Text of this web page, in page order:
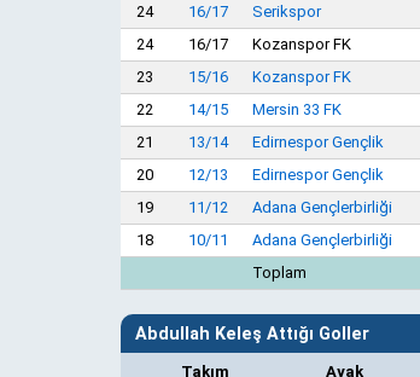
24
16/17 Serikspor
24
16/17
Kozanspor FK
23
15/16 Kozanspor FK
22
14/15 Mersin 33 FK
21
13/14 Edirnespor Gençlik
20
12/13 Edirnespor Gençlik
19
11/12 Adana Gençlerbirliği
18
10/11 Adana Gençlerbirliği
Toplam
Abdullah Keleş Attığı Goller
Takım Ayak